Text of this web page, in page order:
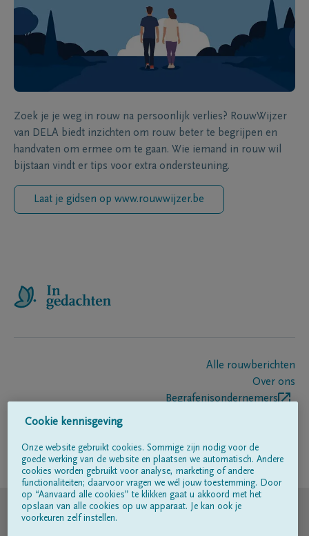
Zoek je je weg in rouw na persoonlijk verlies? RouwWijzer
van DELA biedt inzichten om rouw beter te begrijpen en
handvaten om ermee om te gaan. Wie iemand in rouw wil
bijstaan vindt er tips voor extra ondersteuning.
Laat je gidsen op www.rouwwijzer.be
Alle rouwberichten
Over ons
Begrafenisondernemers
Volg ons op
© DELA
Cookie kennisgeving
Onze website gebruikt cookies. Sommige zijn nodig voor de
goede werking van de website en plaatsen we automatisch. Andere
cookies worden gebruikt voor analyse, marketing of andere
functionaliteiten; daarvoor vragen we wél jouw toestemming. Door
op “Aanvaard alle cookies” te klikken gaat u akkoord met het
opslaan van alle cookies op uw apparaat. Je kan ook je
voorkeuren zelf instellen.